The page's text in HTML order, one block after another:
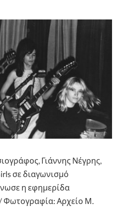
Γιάννης Νέγρης,
σε διαγωνισμό
η εφημερίδα
Φωτογραφία: Αρχείο Μ.